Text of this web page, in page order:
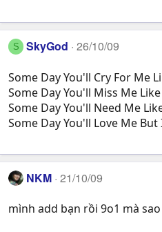
S SkyGod 26/10/09
Some Day You'll Cry For Me
Some Day You'll Miss Me
Some Day You'll Need Me
Some Day You'll Love Me But
NKM 21/10/09
mình add bạn rồi 9o1 mà